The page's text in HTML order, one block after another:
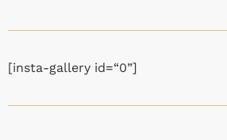
[insta-gallery id=“0”]